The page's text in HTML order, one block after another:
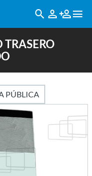
TRASERO
PÚBLICA